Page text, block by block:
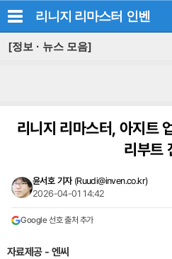
리니지 리마스터 인벤
[정보 · 뉴스 모음]
리니지 리마스터, 아지트
리부트
윤서호 기자 (Ruudi@inven.co.kr)
2026-04-01 14:42
Google 선호 출처 추가
자료제공 - 엔씨